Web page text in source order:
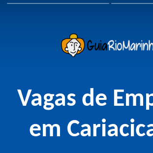
Vagas de
em